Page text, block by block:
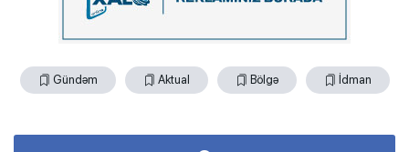
Gündəm Aktual Bölgə İdman